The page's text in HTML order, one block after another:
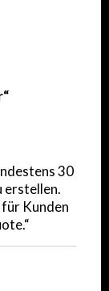
30
erstellen.
Kunden